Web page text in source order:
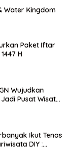
Water Kingdom
Paket Iftar
H
Wujudkan
Pusat Wisata
Ikut Tenas
DIY :